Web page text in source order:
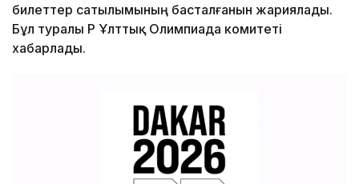
билеттер сатылымының басталғанын жариялады.
Бұл туралы ҚР Ұлттық Олимпиада комитеті
хабарлады.